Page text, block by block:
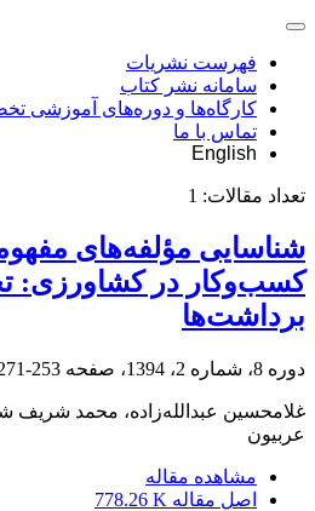
فهرست نشریات
سامانه نشر کتاب
کارگاه‌ها و دوره‌های آموزشی
تماس با ما
English
تعداد مقالات: 1
شناسایی مؤلفه‌های
کسب‌وکار در کشاورزی:
برداشت‌ها
دوره 8، شماره 2، 1394، صفحه 253-271
غلامحسین عبدالله‌زاده، محمد شریف
عربیون
مشاهده مقاله
اصل مقاله 778.26 K